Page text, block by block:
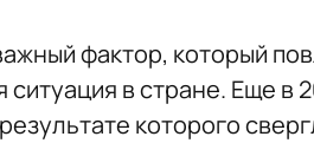
фактор, который
ситуация в стране. Еще в
которого